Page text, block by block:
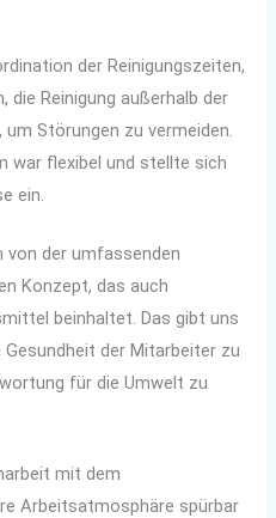
der Reinigungszeiten,
Reinigung außerhalb der
Störungen zu vermeiden.
war flexibel und stellte sich
ein.
von der umfassenden
Konzept, das auch
beinhaltet. Das gibt uns
der Mitarbeiter zu
für die Umwelt zu
mit dem
Arbeitsatmosphäre spürbar